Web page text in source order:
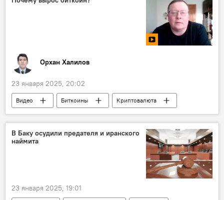
Орхан Халилов
23 января 2025, 20:02
Видео Биткоины
Криптовалюта
США
Дональд Трамп
Деньги
Эксперт
Аналитика
Мода и стиль
В Баку осудили предателя и иранского
наймита
23 января 2025, 19:01